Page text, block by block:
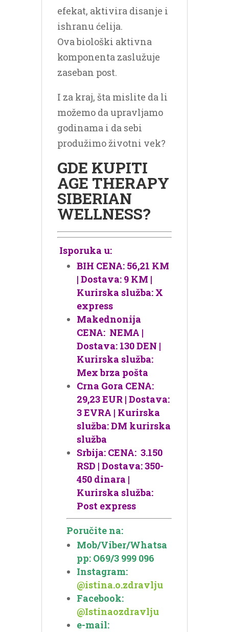
efekat, aktivira disanje i
ishranu ćelija.
Ova biološki aktivna
komponenta zaslužuje
zaseban post.
I za kraj, šta mislite da li
možemo da upravljamo
godinama i da sebi
produžimo životni vek?
GDE KUPITI
AGE THERAPY
SIBERIAN
WELLNESS?
Isporuka u:
BIH CENA: 56,21 KM
| Dostava: 9 KM |
Kurirska služba: X
express
Makednonija
CENA: NEMA |
Dostava: 130 DEN |
Kurirska služba:
Mex brza pošta
Crna Gora CENA:
29,23 EUR | Dostava:
3 EVRA | Kurirska
služba: DM kurirska
služba
Srbija: CENA: 3.150
RSD | Dostava: 350-
450 dinara |
Kurirska služba:
Post express
Poručite na:
Mob/Viber/Whatsa
pp: O69/3 999 096
Instagram:
@istina.o.zdravlju
Facebook:
@Istinaozdravlju
e-mail: